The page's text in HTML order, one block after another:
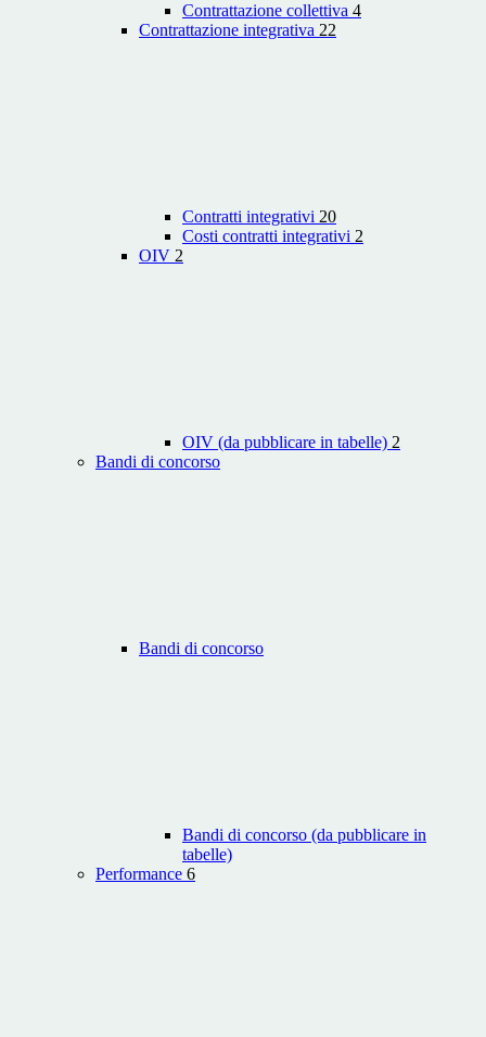
Contrattazione collettiva 4
Contrattazione integrativa 22
Contratti integrativi 20
Costi contratti integrativi 2
OIV 2
OIV (da pubblicare in tabelle) 2
Bandi di concorso
Bandi di concorso
Bandi di concorso (da pubblicare in
tabelle)
Performance 6